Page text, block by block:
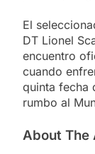
El
DT Lionel
encuentro
cuando
quinta fecha
rumbo al
About The